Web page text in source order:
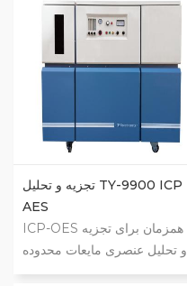
تجزیه و تحلیل TY-9900 ICP
AES
ICP-OES همزمان برای تجزیه
و تحلیل عنصری مایعات محدوده
طول موج: 195-800 نانومتر